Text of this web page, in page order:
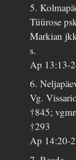
5.
Tüürose
Markian
s.
Ap 13:13-
6.
Vg.
†845;
†293
Ap 14:20-